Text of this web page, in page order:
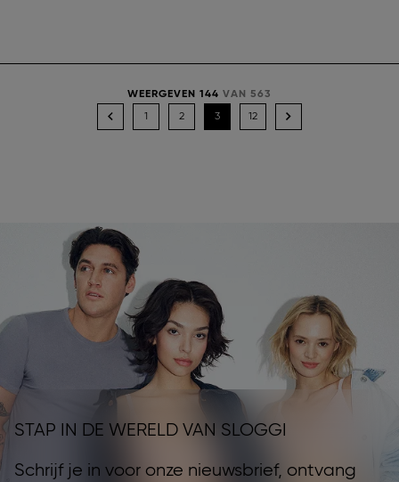
WEERGEVEN 144 VAN 563
1 2 3 12
STAP IN DE WERELD VAN SLOGGI
Schrijf je in voor onze nieuwsbrief, ontvang